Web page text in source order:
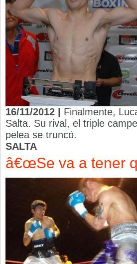
16/11/2012 | Finalmente,
Salta. Su rival, el triple
pelea se truncó.
SALTA
â€œSe va a tener